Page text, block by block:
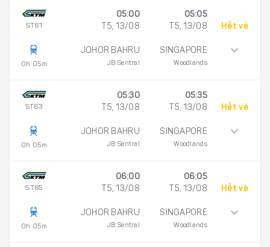
ST61
0h 05m
05:00
T5, 13/08
JOHOR BAHRU
JB Sentral
05:05
T5, 13/08
SINGAPORE
Woodlands
Hết vé
ST63
0h 05m
05:30
T5, 13/08
JOHOR BAHRU
JB Sentral
05:35
T5, 13/08
SINGAPORE
Woodlands
Hết vé
ST65
0h 05m
06:00
T5, 13/08
JOHOR BAHRU
JB Sentral
06:05
T5, 13/08
SINGAPORE
Woodlands
Hết vé